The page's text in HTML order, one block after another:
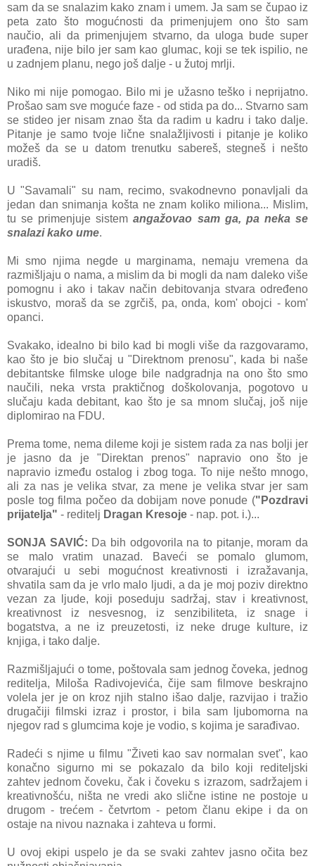
sam da se snalazim kako znam i umem. Ja sam se čupao iz
peta zato što mogućnosti da primenjujem ono što sam
naučio, ali da primenjujem stvarno, da uloga bude super
urađena, nije bilo jer sam kao glumac, koji se tek ispilio, ne
u zadnjem planu, nego još dalje - u žutoj mrlji.
Niko mi nije pomogao. Bilo mi je užasno teško i neprijatno.
Prošao sam sve moguće faze - od stida pa do... Stvarno sam
se stideo jer nisam znao šta da radim u kadru i tako dalje.
Pitanje je samo tvoje lične snalažljivosti i pitanje je koliko
možeš da se u datom trenutku sabereš, stegneš i nešto
uradiš.
U "Savamali" su nam, recimo, svakodnevno ponavljali da
jedan dan snimanja košta ne znam koliko miliona... Mislim,
tu se primenjuje sistemangažovao sam ga, pa neka se
snalazi kako ume.
Mi smo njima negde u marginama, nemaju vremena da
razmišljaju o nama, a mislim da bi mogli da nam daleko više
pomognu i ako i takav način debitovanja stvara određeno
iskustvo, moraš da se zgrčiš, pa, onda, kom' obojci - kom'
opanci.
Svakako, idealno bi bilo kad bi mogli više da razgovaramo,
kao što je bio slučaj u "Direktnom prenosu", kada bi naše
debitantske filmske uloge bile nadgradnja na ono što smo
naučili, neka vrsta praktičnog doškolovanja, pogotovo u
slučaju kada debitant, kao što je sa mnom slučaj, još nije
diplomirao na FDU.
Prema tome, nema dileme koji je sistem rada za nas bolji jer
je jasno da je "Direktan prenos" napravio ono što je
napravio između ostalog i zbog toga. To nije nešto mnogo,
ali za nas je velika stvar, za mene je velika stvar jer sam
posle tog filma počeo da dobijam nove ponude ("Pozdravi
prijatelja" - reditelj Dragan Kresoje - nap. pot. i.)...
SONJA SAVIĆ: Da bih odgovorila na to pitanje, moram da
se malo vratim unazad. Baveći se pomalo glumom,
otvarajući u sebi mogućnost kreativnosti i izražavanja,
shvatila sam da je vrlo malo ljudi, a da je moj poziv direktno
vezan za ljude, koji poseduju sadržaj, stav i kreativnost,
kreativnost iz nesvesnog, iz senzibiliteta, iz snage i
bogatstva, a ne iz preuzetosti, iz neke druge kulture, iz
knjiga, i tako dalje.
Razmišljajući o tome, poštovala sam jednog čoveka, jednog
reditelja, Miloša Radivojevića, čije sam filmove beskrajno
volela jer je on kroz njih stalno išao dalje, razvijao i tražio
drugačiji filmski izraz i prostor, i bila sam ljubomorna na
njegov rad s glumcima koje je vodio, s kojima je sarađivao.
Radeći s njime u filmu "Živeti kao sav normalan svet", kao
konačno sigurno mi se pokazalo da bilo koji rediteljski
zahtev jednom čoveku, čak i čoveku s izrazom, sadržajem i
kreativnošću, ništa ne vredi ako slične istine ne postoje u
drugom - trećem - četvrtom - petom članu ekipe i da on
ostaje na nivou naznaka i zahteva u formi.
U ovoj ekipi uspelo je da se svaki zahtev jasno očita bez